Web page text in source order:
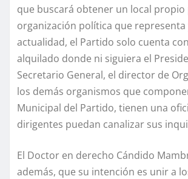
que buscará obtener un local propio
organización política que representa
actualidad, el Partido solo cuenta
alquilado donde ni siguiera el
Secretario General, el director de
los demás organismos que
Municipal del Partido, tienen una
dirigentes puedan canalizar sus
El Doctor en derecho Cándido
además, que su intención es unir a